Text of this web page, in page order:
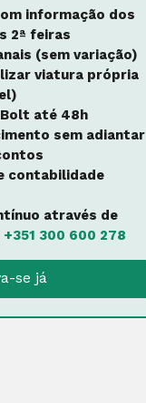
informação dos
2ª feiras
(sem variação)
viatura própria
até 48h
sem adiantar
contabilidade
através de
+351 300 600 278
se já